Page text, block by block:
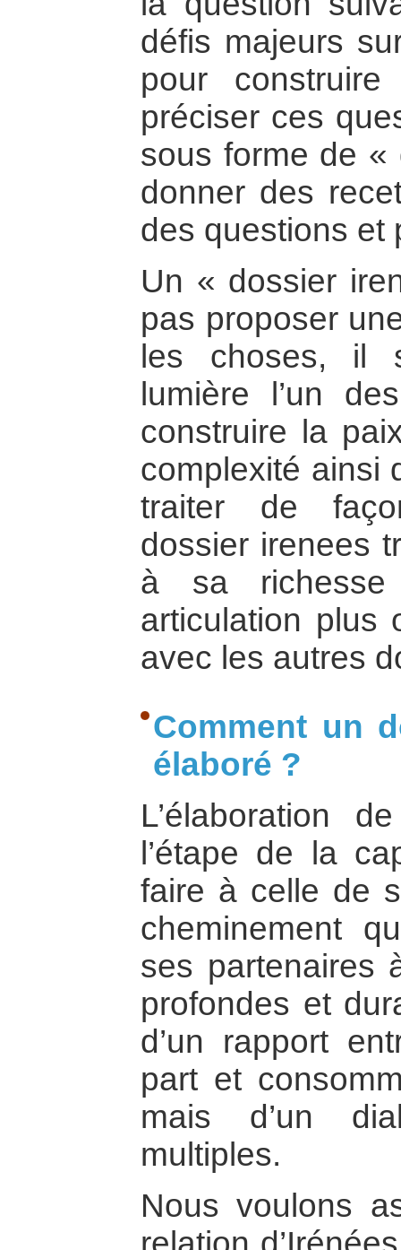
défis majeurs
pour
préciser ces
sous forme de
donner des
des questions et
Un « dossier
pas proposer
les choses, il
lumière l’un
construire la
complexité ainsi
traiter de
dossier irenees
à sa
articulation plus
avec les autres
Comment un
élaboré ?
L’élaboration
l’étape de la
faire à celle de
cheminement
ses partenaires
profondes et
d’un rapport
part et
mais d’un
multiples.
Nous voulons